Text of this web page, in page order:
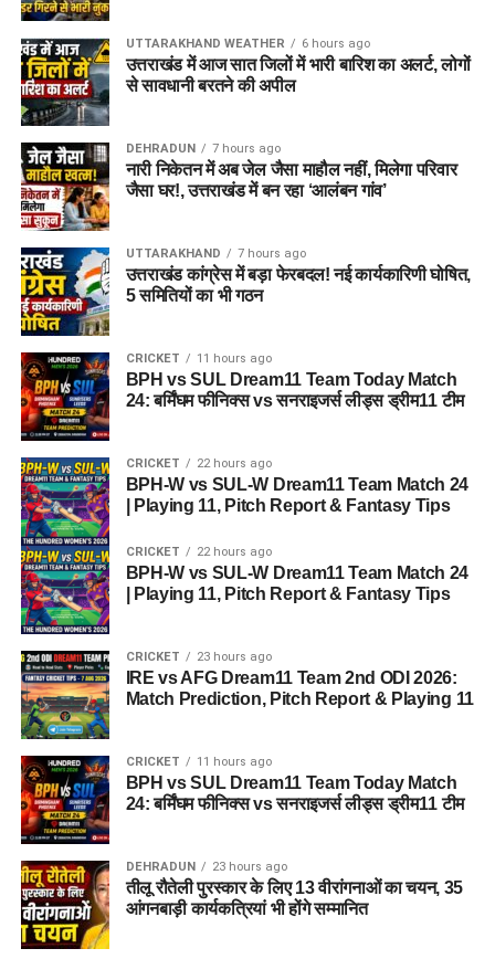
UTTARAKHAND WEATHER 6 hours ago
उत्तराखंड में आज सात जिलों में भारी बारिश का अलर्ट, लोगों
से सावधानी बरतने की अपील
DEHRADUN 7 hours ago
नारी निकेतन में अब जेल जैसा माहौल नहीं, मिलेगा परिवार
जैसा घर!, उत्तराखंड में बन रहा ‘आलंबन गांव’
UTTARAKHAND 7 hours ago
उत्तराखंड कांग्रेस में बड़ा फेरबदल! नई कार्यकारिणी घोषित,
5 समितियों का भी गठन
CRICKET 11 hours ago
BPH vs SUL Dream11 Team Today Match
24: बर्मिंघम फीनिक्स vs सनराइजर्स लीड्स ड्रीम11 टीम
CRICKET 22 hours ago
BPH-W vs SUL-W Dream11 Team Match 24
| Playing 11, Pitch Report & Fantasy Tips
CRICKET 22 hours ago
BPH-W vs SUL-W Dream11 Team Match 24
| Playing 11, Pitch Report & Fantasy Tips
CRICKET 23 hours ago
IRE vs AFG Dream11 Team 2nd ODI 2026:
Match Prediction, Pitch Report & Playing 11
CRICKET 11 hours ago
BPH vs SUL Dream11 Team Today Match
24: बर्मिंघम फीनिक्स vs सनराइजर्स लीड्स ड्रीम11 टीम
DEHRADUN 23 hours ago
तीलू रौतेली पुरस्कार के लिए 13 वीरांगनाओं का चयन, 35
आंगनबाड़ी कार्यकत्रियां भी होंगे सम्मानित